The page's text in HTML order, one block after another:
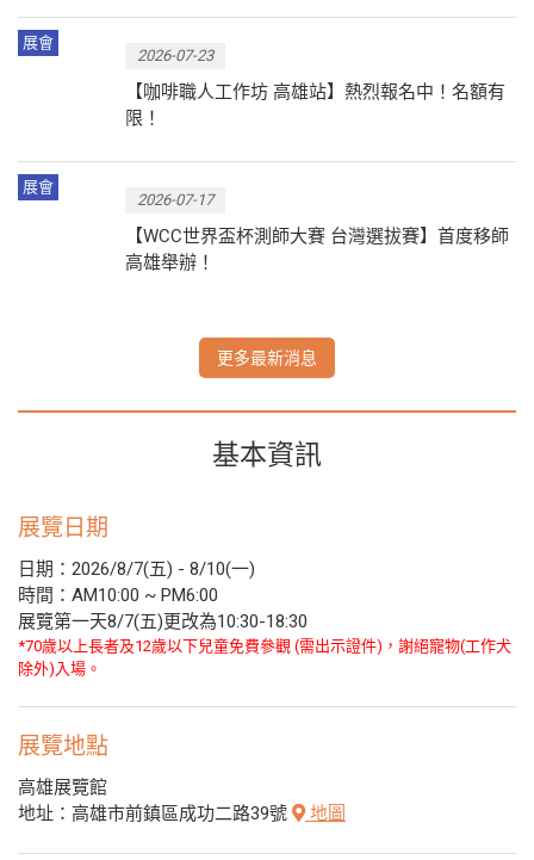
展會
2026-07-23
【咖啡職人工作坊 高雄站】熱烈報名中！名額有
限！
展會
2026-07-17
【WCC世界盃杯測師大賽 台灣選拔賽】首度移師
高雄舉辦！
更多最新消息
基本資訊
展覽日期
日期：2026/8/7(五) - 8/10(一)
時間：AM10:00 ~ PM6:00
展覽第一天8/7(五)更改為10:30-18:30
*70歲以上長者及12歲以下兒童免費參觀 (需出示證件)，謝絕寵物(工作犬
除外)入場。
展覽地點
高雄展覽館
地址：高雄市前鎮區成功二路39號
地圖